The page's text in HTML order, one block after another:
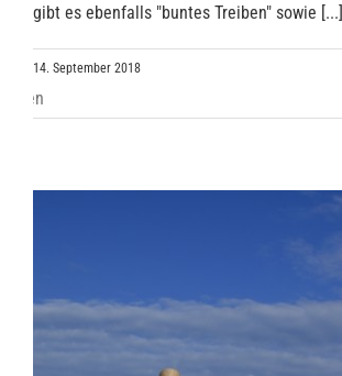
gibt es ebenfalls "buntes Treiben" sowie [...]
14. September 2018